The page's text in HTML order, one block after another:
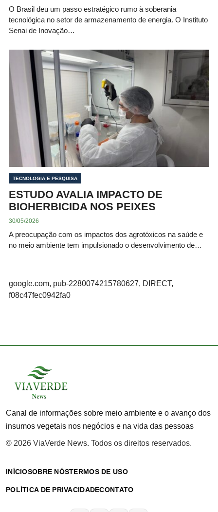
O Brasil deu um passo estratégico rumo à soberania
tecnológica no setor de armazenamento de energia. O Instituto
Senai de Inovação…
TECNOLOGIA E PESQUISA
ESTUDO AVALIA IMPACTO DE
BIOHERBICIDA NOS PEIXES
30/05/2026
A preocupação com os impactos dos agrotóxicos na saúde e
no meio ambiente tem impulsionado o desenvolvimento de…
google.com, pub-2280074215780627, DIRECT,
f08c47fec0942fa0
Canal de informações sobre meio ambiente e o avanço dos
insumos vegetais nos negócios e na vida das pessoas
© 2026 ViaVerde News. Todos os direitos reservados.
INÍCIOSOBRE NÓSTERMOS DE USO
POLÍTICA DE PRIVACIDADECONTATO